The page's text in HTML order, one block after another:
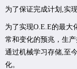
为了保证完成计划,实
为了实现O.E.E的最大
常和变化的预兆，生
通过机械学习存储,至
化。